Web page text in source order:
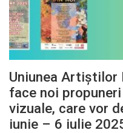
Uniunea Artiștilor
face noi
vizuale, care vor
iunie – 6 iulie